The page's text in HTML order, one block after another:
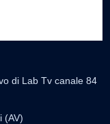
di Lab Tv canale 84
(AV)